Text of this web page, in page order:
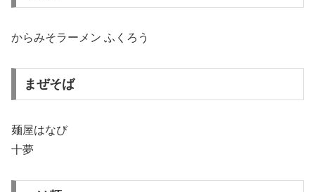
からみそラーメン ふくろう
まぜそば
麺屋はなび
十夢